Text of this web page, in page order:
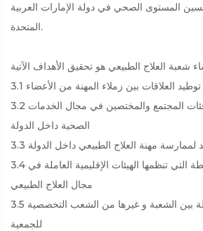
المستوى الصحي في دولة الإمارات العربية
المتحدة.
3.1 توطيد العلاقات بين زملاء المهنة من الأعضاء
3.2 نشر الوعي بالمهنة بين فئات المجتمع والمختصين في مجال الخدمات
الصحية داخل الدولة
لممارسة مهنة العلاج الطبيعي داخل الدولة
3.4 دعم المشاركة فىالأنشطة التي تنظمها الهيئات الإقليمية العاملة في
مجال العلاج الطبيعي
3.5 العمل على توثيق الصلة بين الشعبة و غيرها من الشعب التخصصية
للجمعية